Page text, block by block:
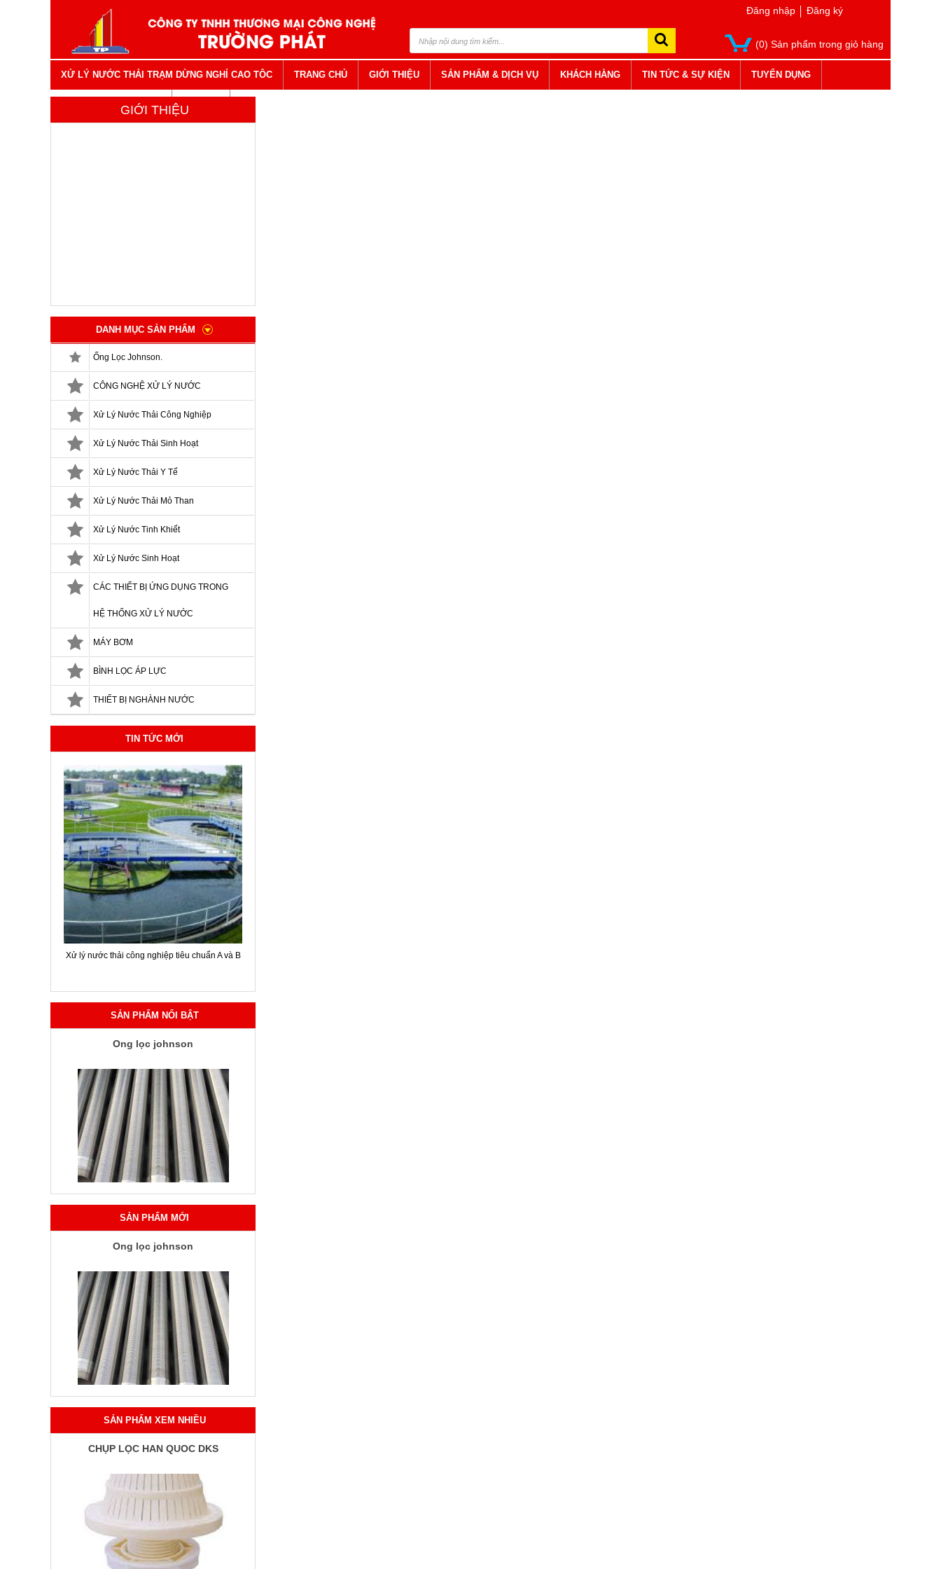
Đăng nhập Đăng ký
(0) Sản phẩm trong giỏ hàng
XỬ LÝ NƯỚC THẢI TRẠM DỪNG NGHỈ CAO TÔC TRANG CHỦ GIỚI THIỆU SẢN PHẨM & DỊCH VỤ KHÁCH HÀNG TIN TỨC & SỰ KIỆN TUYỂN DỤNG
VẬT TƯ NGÀNH NƯỚC LIÊN HỆ
GIỚI THIỆU
DANH MỤC SẢN PHẨM
Ống Lọc Johnson.
CÔNG NGHỆ XỬ LÝ NƯỚC
Xử Lý Nước Thải Công Nghiệp
Xử Lý Nước Thải Sinh Hoạt
Xử Lý Nước Thải Y Tế
Xử Lý Nước Thải Mỏ Than
Xử Lý Nước Tinh Khiết
Xử Lý Nước Sinh Hoạt
CÁC THIẾT BỊ ỨNG DỤNG TRONG
HỆ THỐNG XỬ LÝ NƯỚC
MÁY BƠM
BÌNH LỌC ÁP LỰC
THIẾT BỊ NGHÀNH NƯỚC
TIN TỨC MỚI
Xử lý nước thải công nghiệp tiêu chuẩn A và B
SẢN PHẨM NỔI BẬT
Ống lọc johnson
SẢN PHẨM MỚI
Ống lọc johnson
SẢN PHẨM XEM NHIỀU
CHỤP LỌC HÀN QUỐC DKS